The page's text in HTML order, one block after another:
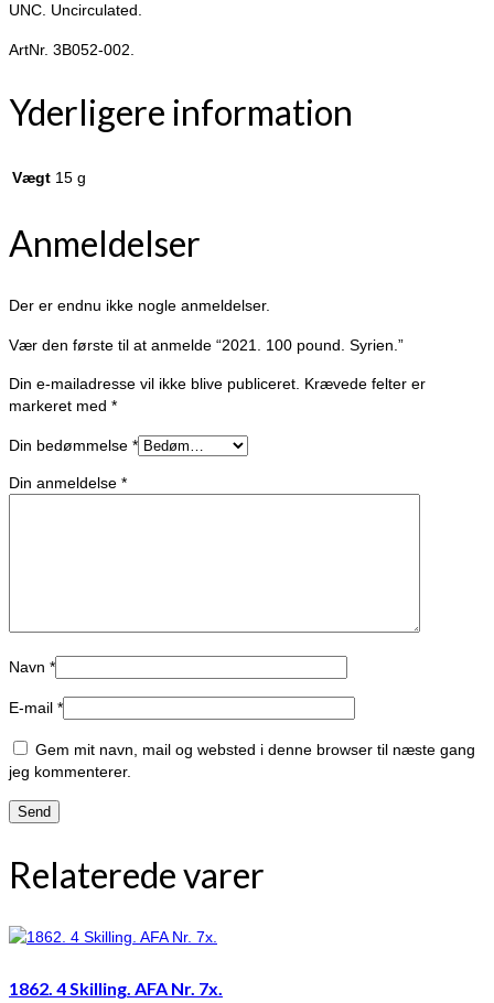
UNC. Uncirculated.
ArtNr. 3B052-002.
Yderligere information
Vægt 15 g
Anmeldelser
Der er endnu ikke nogle anmeldelser.
Vær den første til at anmelde “2021. 100 pound. Syrien.”
Din e-mailadresse vil ikke blive publiceret. Krævede felter er
markeret med *
Din bedømmelse *
Din anmeldelse *
Navn *
E-mail *
Gem mit navn, mail og websted i denne browser til næste gang
jeg kommenterer.
Relaterede varer
1862. 4 Skilling. AFA Nr. 7x.